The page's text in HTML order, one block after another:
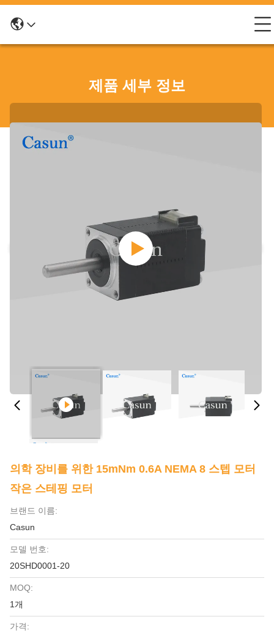
제품 세부 정보
의학 장비를 위한 15mNm 0.6A NEMA 8 스텝 모터
작은 스테핑 모터
브랜드 이름:
Casun
모델 번호:
20SHD0001-20
MOQ:
1개
가격: